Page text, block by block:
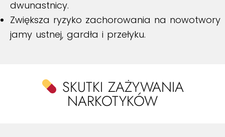
dwunastnicy.
Zwiększa ryzyko zachorowania na nowotwory
jamy ustnej, gardła i przełyku.
SKUTKI ZAŻYWANIA
NARKOTYKÓW